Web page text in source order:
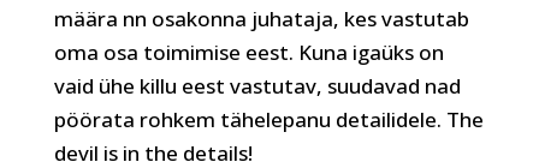
määra nn osakonna juhataja, kes vastutab
oma osa toimimise eest. Kuna igaüks on
vaid ühe killu eest vastutav, suudavad nad
pöörata rohkem tähelepanu detailidele. The
devil is in the details!